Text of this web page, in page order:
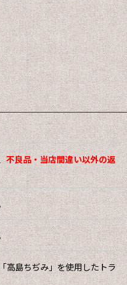
不良品・当店間違い以外の返
高島ちぢみ」を使用したトラ